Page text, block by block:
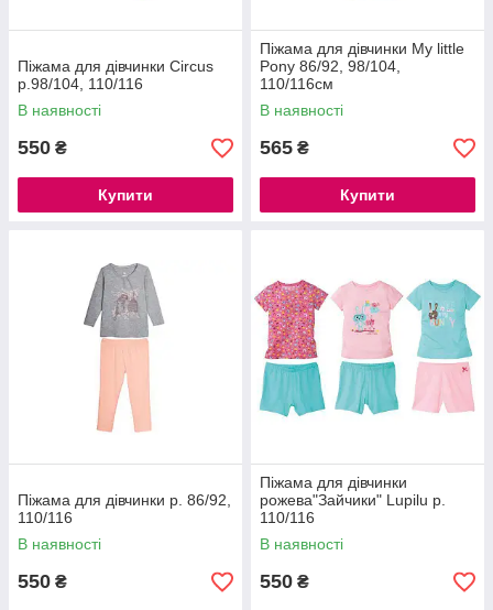
Піжама для дівчинки Circus
р.98/104, 110/116
В наявності
550 ₴
Купити
Піжама для дівчинки My little
Pony 86/92, 98/104,
110/116см
В наявності
565 ₴
Купити
Піжама для дівчинки р. 86/92,
110/116
В наявності
550 ₴
Піжама для дівчинки
рожева"Зайчики" Lupilu р.
110/116
В наявності
550 ₴